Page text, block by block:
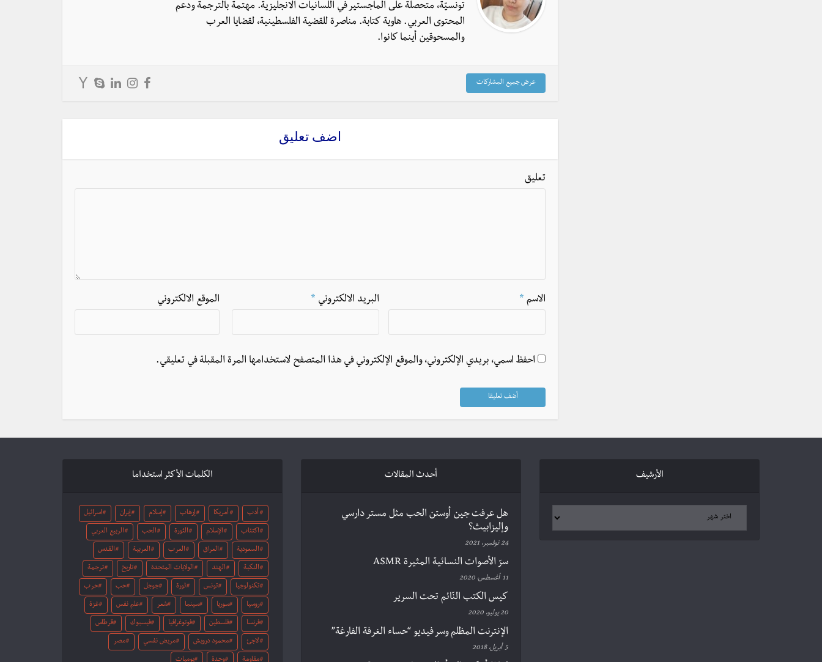
تونسيّة، متحصلة على الماجستير في اللسانيات الانجليزية. مهتمة بالترجمة ودعم
المحتوى العربي. هاوية كتابة. مناصرة للقضية الفلسطينية، لقضايا العرب
والمسحوقين أينما كانوا.
عرض جميع المشاركات
اضف تعليق
تعليق
الاسم * البريد الالكتروني * الموقع الالكتروني
احفظ اسمي، بريدي الإلكتروني، والموقع الإلكتروني في هذا المتصفح لاستخدامها المرة المقبلة في تعليقي.
الكلمات الأكثر استخداما
أدب أمريكا إرهاب إسلام إيران اسرائيل
اكتئاب الإسلام الثورة الحب الربيع العربي
السعودية العراق العرب العربية القدس
النكبة الهند الولايات المتحدة تاريخ ترجمة
تكنولوجيا تونس ثورة جوجل حب حرب
روسيا سوريا سينما شعر علم نفس غزة
فرنسا فلسطين فوتوغرافيا فيسبوك قرطاس
لاجئ محمود درويش مريض نفسي مصر
مقاومة وحدة يوميات
أحدث المقالات
هل عرفت جين أوستن الحب مثل مستر دارسي
وإليزابيث؟
24 نوفمبر، 2021
سرّ الأصوات النسائية المثيرة ASMR
11 أغسطس، 2020
كيس الكتب النّائم تحت السرير
20 يوليو، 2020
الإنترنت المظلم وسر فيديو “حساء الغرفة الفارغة”
5 أبريل، 2018
الأرشيف